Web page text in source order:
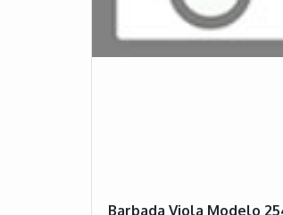
Barbada Viola Modelo